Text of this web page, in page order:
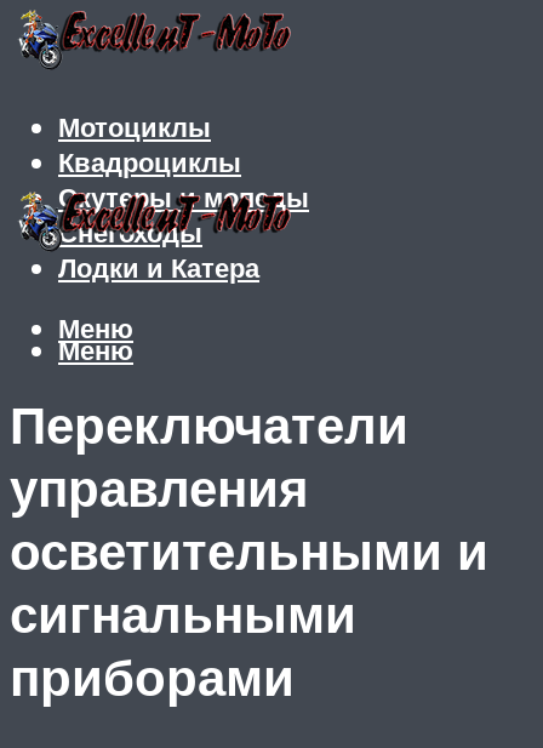
Мотоциклы
Квадроциклы
Скутеры и мопеды
Снегоходы
Лодки и Катера
Меню
Меню
Переключатели
управления
осветительными и
сигнальными
приборами